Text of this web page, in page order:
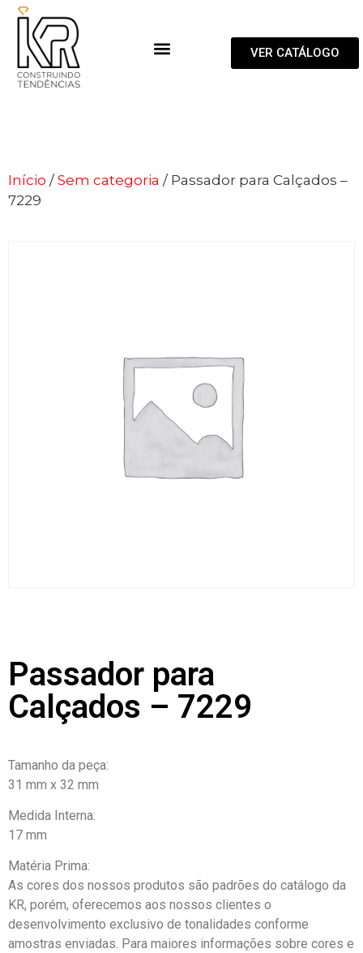
VER CATÁLOGO
Início /Sem categoria / Passador para Calçados –
7229
Passador para
Calçados – 7229
Tamanho da peça:
31 mm x 32 mm
Medida Interna:
17 mm
Matéria Prima:
As cores dos nossos produtos são padrões do catálogo da
KR, porém, oferecemos aos nossos clientes o
desenvolvimento exclusivo de tonalidades conforme
amostras enviadas. Para maiores informações sobre cores e